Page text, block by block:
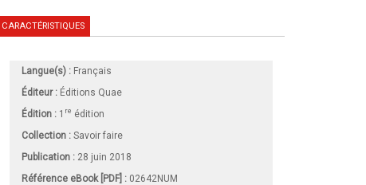
CARACTÉRISTIQUES
Langue(s) : Français
Éditeur : Éditions Quae
Édition : 1 re édition
Collection : Savoir faire
Publication : 28 juin 2018
Référence eBook [PDF] : 02642NUM